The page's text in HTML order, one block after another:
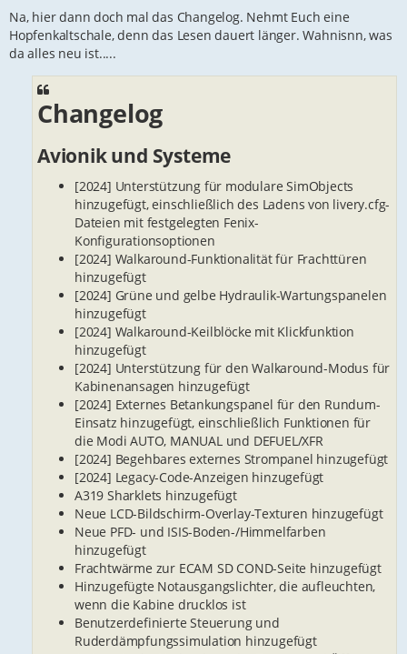
i
r
a
Na, hier dann doch mal das Changelog. Nehmt Euch eine
Hopfenkaltschale, denn das Lesen dauert länger. Wahnisnn, was
da alles neu ist.....
Changelog
Avionik und Systeme
[2024] Unterstützung für modulare SimObjects
hinzugefügt, einschließlich des Ladens von livery.cfg-
Dateien mit festgelegten Fenix-
Konfigurationsoptionen
[2024] Walkaround-Funktionalität für Frachttüren
hinzugefügt
[2024] Grüne und gelbe Hydraulik-Wartungspanelen
hinzugefügt
[2024] Walkaround-Keilblöcke mit Klickfunktion
hinzugefügt
[2024] Unterstützung für den Walkaround-Modus für
Kabinenansagen hinzugefügt
[2024] Externes Betankungspanel für den Rundum-
Einsatz hinzugefügt, einschließlich Funktionen für
die Modi AUTO, MANUAL und DEFUEL/XFR
[2024] Begehbares externes Strompanel hinzugefügt
[2024] Legacy-Code-Anzeigen hinzugefügt
A319 Sharklets hinzugefügt
Neue LCD-Bildschirm-Overlay-Texturen hinzugefügt
Neue PFD- und ISIS-Boden-/Himmelfarben
hinzugefügt
Frachtwärme zur ECAM SD COND-Seite hinzugefügt
Hinzugefügte Notausgangslichter, die aufleuchten,
wenn die Kabine drucklos ist
Benutzerdefinierte Steuerung und
Ruderdämpfungssimulation hinzugefügt